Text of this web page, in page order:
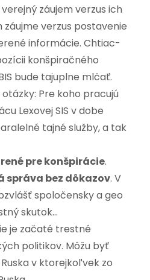
záujem verzus ich
verzus postavenie
informácie. Chtiac-
konšpiračného
bude tajuplne mlčať.
Pre koho pracujú
Lexovej SIS v dobe
tajné služby, a tak
pre konšpirácie.
správa bez dôkazov. V
spoločensky a geo
skutok…
je začaté trestné
politikov. Môžu byť
v ktorejkoľvek zo